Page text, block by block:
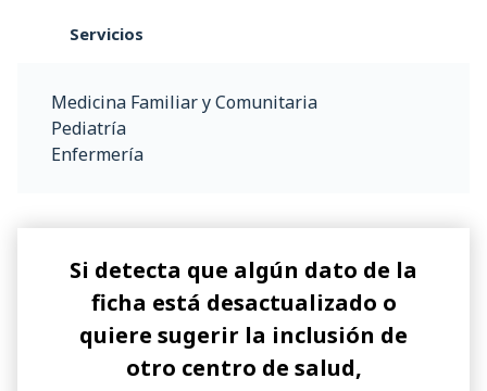
Servicios
Medicina Familiar y Comunitaria
Pediatría
Enfermería
Si detecta que algún dato de la
ficha está desactualizado o
quiere sugerir la inclusión de
otro centro de salud,